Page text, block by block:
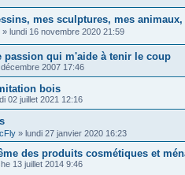
mes sculptures, mes
» lundi 16 novembre 2020 21:59
passion qui m'aide à tenir le coup
2007 17:46
bois
02 juillet 2021 12:16
» lundi 27 janvier 2020 16:23
des produits cosmétiques et
13 juillet 2014 9:46